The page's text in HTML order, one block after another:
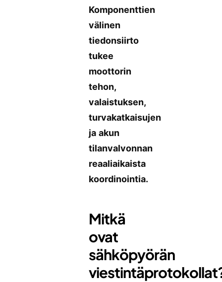
Komponenttien
välinen
tiedonsiirto
tukee
moottorin
tehon,
valaistuksen,
turvakatkaisujen
ja akun
tilanvalvonnan
reaaliaikaista
koordinointia.
Mitkä
ovat
sähköpyörän